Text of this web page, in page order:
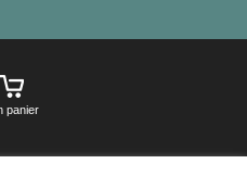
panier